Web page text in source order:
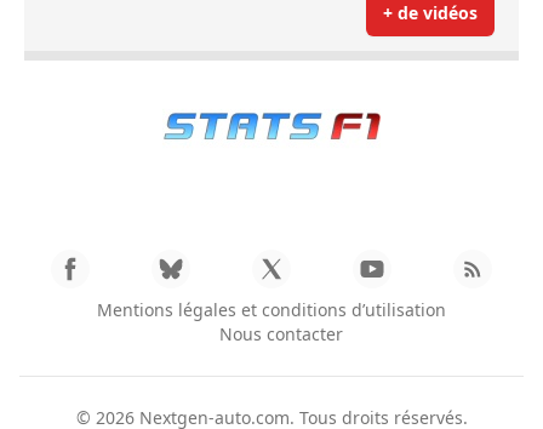
+ de vidéos
Mentions légales et conditions d’utilisation
Nous contacter
© 2026 Nextgen-auto.com. Tous droits réservés.